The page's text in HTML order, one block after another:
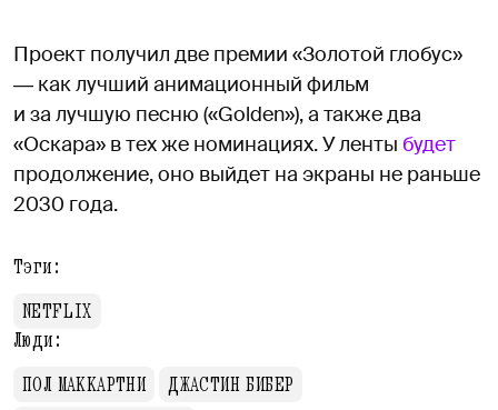
Проект получил две премии «Золотой глобус»
― как лучший анимационный фильм
и за лучшую песню («Golden»), а также два
«Оскара» в тех же номинациях. У ленты будет
продолжение, оно выйдет на экраны не раньше
2030 года.
Тэги:
NETFLIX
Люди:
ПОЛ МАККАРТНИ
ДЖАСТИН БИБЕР